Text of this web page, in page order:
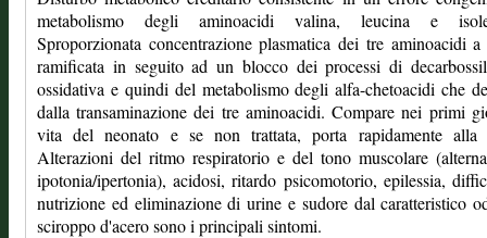
metabolismo degli aminoacidi valina, leucina e
Sproporzionata concentrazione plasmatica dei tre aminoacidi a
ramificata in seguito ad un blocco dei processi di
ossidativa e quindi del metabolismo degli alfa-chetoacidi che
dalla transaminazione dei tre aminoacidi. Compare nei primi
vita del neonato e se non trattata, porta rapidamente alla
Alterazioni del ritmo respiratorio e del tono muscolare
ipotonia/ipertonia), acidosi, ritardo psicomotorio, epilessia,
nutrizione ed eliminazione di urine e sudore dal caratteristico
sciroppo d'acero sono i principali sintomi.